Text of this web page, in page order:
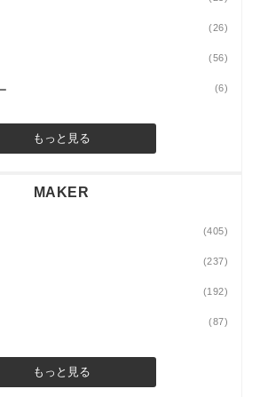
(26)
(56)
(6)
もっと見る
MAKER
(405)
(237)
(192)
(87)
もっと見る